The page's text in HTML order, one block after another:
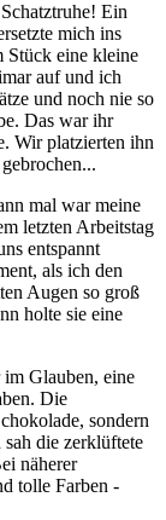
Ein
mich ins
Stück eine kleine
auf und ich
und noch nie so
Das war ihr
Wir platzierten ihn
mal war meine
letzten Arbeitstag
entspannt
als ich den
Augen so groß
holte sie eine
Glauben, eine
Die
sondern
die zerklüftete
näherer
tolle Farben -